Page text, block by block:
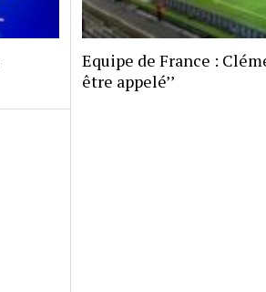
Equipe de France :
être appelé’’